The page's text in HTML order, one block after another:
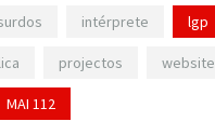
intérprete lgp
projectos website
MAI 112